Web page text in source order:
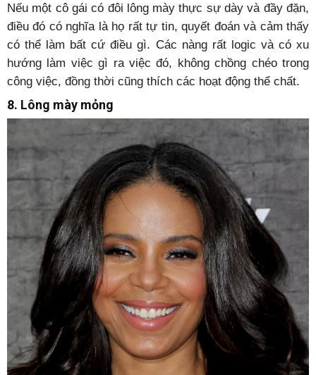
Nếu một cô gái có đôi lông mày thực sự dày và đầy đặn,
điều đó có nghĩa là họ rất tự tin, quyết đoán và cảm thấy
có thể làm bất cứ điều gì. Các nàng rất logic và có xu
hướng làm việc gì ra việc đó, không chồng chéo trong
công việc, đồng thời cũng thích các hoạt động thể chất.
8. Lông mày mỏng